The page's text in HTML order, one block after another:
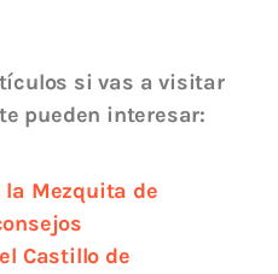
si vas a visitar
pueden interesar:
Mezquita de
Castillo de